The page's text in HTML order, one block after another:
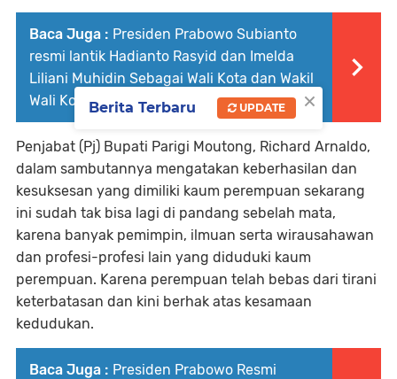
Baca Juga : Presiden Prabowo Subianto
resmi lantik Hadianto Rasyid dan Imelda
Liliani Muhidin Sebagai Wali Kota dan Wakil
Wali Kota Palu
Penjabat (Pj) Bupati Parigi Moutong, Richard Arnaldo,
dalam sambutannya mengatakan keberhasilan dan
kesuksesan yang dimiliki kaum perempuan sekarang
ini sudah tak bisa lagi di pandang sebelah mata,
karena banyak pemimpin, ilmuan serta wirausahawan
dan profesi-profesi lain yang diduduki kaum
perempuan. Karena perempuan telah bebas dari tirani
keterbatasan dan kini berhak atas kesamaan
kedudukan.
Baca Juga : Presiden Prabowo Resmi
×
Berita Terbaru UPDATE